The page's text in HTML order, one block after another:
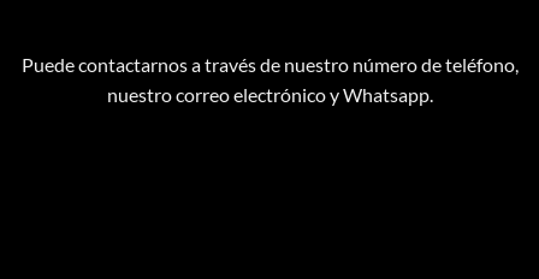
Puede contactarnos a través de nuestro número de teléfono,
nuestro correo electrónico y Whatsapp.